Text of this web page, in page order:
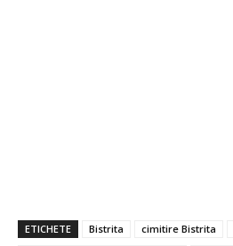
ETICHETE Bistrita cimitire Bistrita